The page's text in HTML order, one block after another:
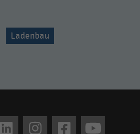
Ladenbau